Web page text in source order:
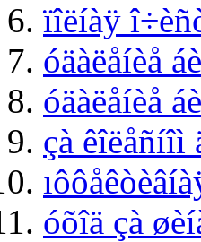
ïîëíàÿ
óäàëåíèå
óäàëåíèå
çà êîëåñíîì
óõîä çà